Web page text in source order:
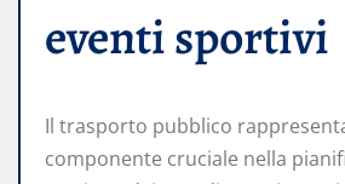
eventi sportivi
Il trasporto pubblico
componente cruciale nella